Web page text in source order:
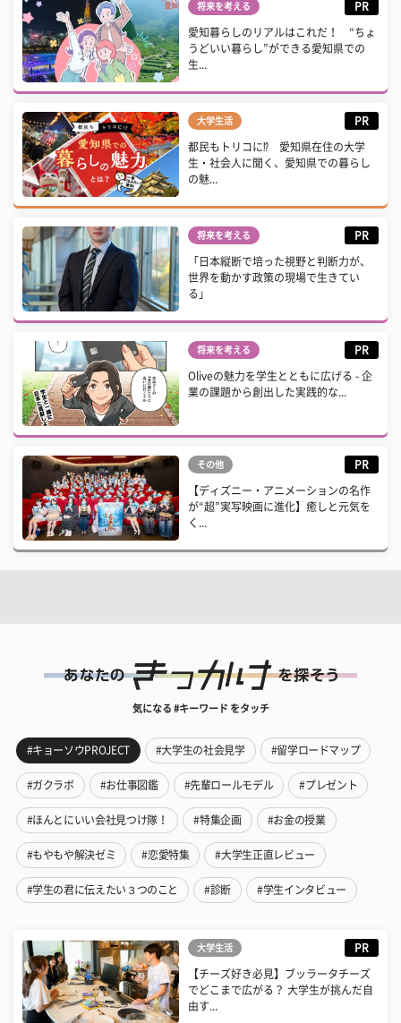
将来を考える PR
愛知暮らしのリアルはこれだ！ “ちょ
うどいい暮らし”ができる愛知県での
生...
大学生活 PR
都民もトリコに⁉ 愛知県在住の大学
生・社会人に聞く、愛知県での暮らし
の魅...
将来を考える PR
「日本縦断で培った視野と判断力が、
世界を動かす政策の現場で生きてい
る」
将来を考える PR
Oliveの魅力を学生とともに広げる - 企
業の課題から創出した実践的な...
その他 PR
【ディズニー・アニメーションの名作
が“超”実写映画に進化】癒しと元気を
く...
気になる #キーワード をタッチ
#キョーソウPROJECT #大学生の社会見学 #留学ロードマップ
#ガクラボ #お仕事図鑑 #先輩ロールモデル #プレゼント
#ほんとにいい会社見つけ隊！ #特集企画 #お金の授業
#もやもや解決ゼミ #恋愛特集 #大学生正直レビュー
#学生の君に伝えたい３つのこと #診断 #学生インタビュー
大学生活 PR
【チーズ好き必見】ブッラータチーズ
でどこまで広がる？ 大学生が挑んだ自
由す...